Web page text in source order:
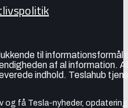
til
af al information.
indhold. Teslahub
og få Tesla-nyheder,